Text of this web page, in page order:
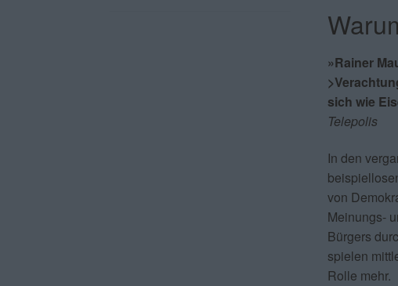
»Rainer
sich wie
Telepolis
In den
von
Meinungs-
Bürgers
spielen
Rolle mehr.